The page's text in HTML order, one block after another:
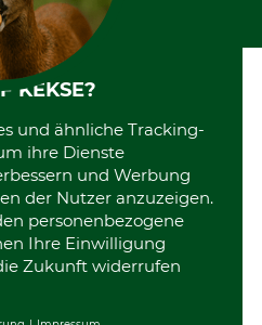
Kooperationen
KEKSE?
und ähnliche Tracking-
ihre Dienste
und Werbung
der Nutzer anzuzeigen.
personenbezogene
Ihre Einwilligung
Zukunft widerrufen